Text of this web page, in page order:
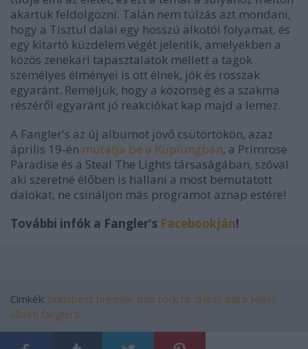
akartuk feldolgozni. Talán nem túlzás azt mondani,
hogy a Tisztul dalai egy hosszú alkotói folyamat, és
egy kitartó küzdelem végét jelentik, amelyekben a
közös zenekari tapasztalatok mellett a tagok
személyes élményei is ott élnek, jók és rosszak
egyaránt. Reméljük, hogy a közönség és a szakma
részéről egyaránt jó reakciókat kap majd a lemez.
A Fangler's az új albumot jövő csütörtökön, azaz
április 19-én mutatja be a Kuplungban, a Primrose
Paradise és a Steal The Lights társaságában, szóval
aki szeretné élőben is hallani a most bemutatott
dalokat, ne csináljon más programot aznap estére!
További infók a Fangler's Facebookján!
Címkék: budapest premier pop rock hír dalról dalra teljes
album fanglers